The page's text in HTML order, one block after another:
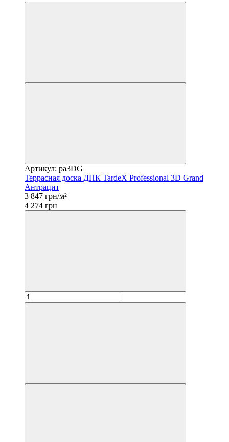
Артикул: pa3DG
Террасная доска ДПК TardeX Professional 3D Grand
Антрацит
3 847 грн/м²
4 274 грн